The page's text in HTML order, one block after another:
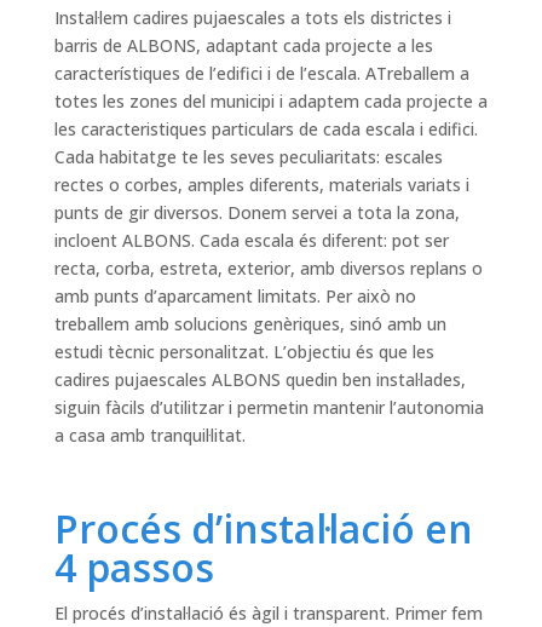
Instal·lem cadires pujaescales a tots els districtes i
barris de ALBONS, adaptant cada projecte a les
característiques de l’edifici i de l’escala. ATreballem a
totes les zones del municipi i adaptem cada projecte a
les caracteristiques particulars de cada escala i edifici.
Cada habitatge te les seves peculiaritats: escales
rectes o corbes, amples diferents, materials variats i
punts de gir diversos. Donem servei a tota la zona,
incloent ALBONS. Cada escala és diferent: pot ser
recta, corba, estreta, exterior, amb diversos replans o
amb punts d’aparcament limitats. Per això no
treballem amb solucions genèriques, sinó amb un
estudi tècnic personalitzat. L’objectiu és que les
cadires pujaescales ALBONS quedin ben instal·lades,
siguin fàcils d’utilitzar i permetin mantenir l’autonomia
a casa amb tranquil·litat.
Procés d’instal·lació en
4 passos
El procés d’instal·lació és àgil i transparent. Primer fem